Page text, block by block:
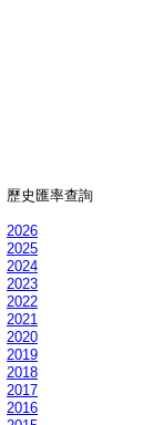
歷史匯率查詢
2026
2025
2024
2023
2022
2021
2020
2019
2018
2017
2016